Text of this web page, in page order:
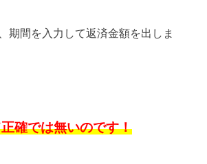
期間を入力して返済金額を出しま
確では無いのです！